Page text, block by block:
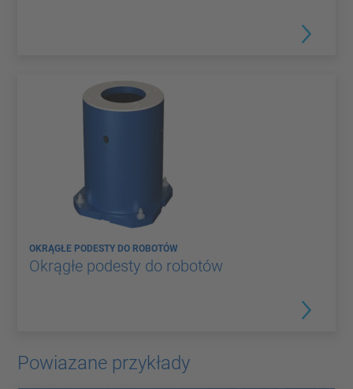
OKRĄGŁE PODESTY DO ROBOTÓW
Okrągłe podesty do robotów
Powiazane przykłady